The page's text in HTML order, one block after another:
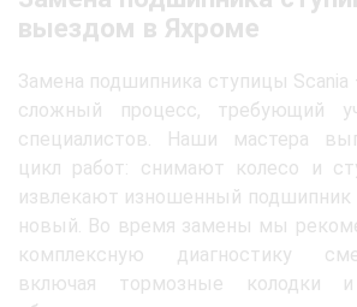
выездом в Яхроме
Замена подшипника ступицы Scania
сложный процесс, требующий
специалистов. Наши мастера
цикл работ: снимают колесо и
извлекают изношенный подшипник
новый. Во время замены мы
комплексную диагностику
включая тормозные колодки